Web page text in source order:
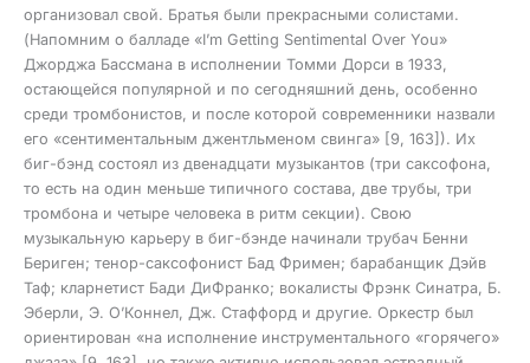
организовал свой. Братья были прекрасными солистами.
(Напомним о балладе «I’m Getting Sentimental Over You»
Джорджа Бассмана в исполнении Томми Дорси в 1933,
остающейся популярной и по сегодняшний день, особенно
среди тромбонистов, и после которой современники назвали
его «сентиментальным джентльменом свинга» [9, 163]). Их
биг-бэнд состоял из двенадцати музыкантов (три саксофона,
то есть на один меньше типичного состава, две трубы, три
тромбона и четыре человека в ритм секции). Свою
музыкальную карьеру в биг-бэнде начинали трубач Бенни
Бериген; тенор-саксофонист Бад Фримен; барабанщик Дэйв
Таф; кларнетист Бади ДиФранко; вокалисты Фрэнк Синатра, Б.
Эберли, Э. О’Коннел, Дж. Стаффорд и другие. Оркестр был
ориентирован «на исполнение инструментального «горячего»